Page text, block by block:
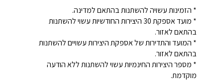
* הזמינות עשויה להשתנות בהתאם למדינה.
* מועד אספקת 30 היצירות החודשיות עשוי להשתנות
בהתאם לאזור.
* המועד והתדירות של אספקת היצירות עשויים להשתנות
בהתאם לאזור.
* מספר היצירות החינמיות עשוי להשתנות ללא הודעה
מוקדמת.